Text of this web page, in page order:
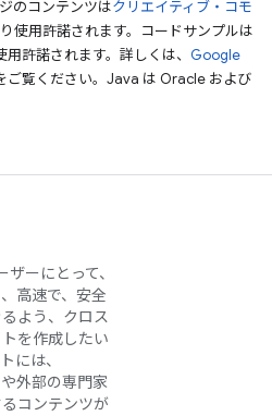
のコンテンツはクリエイティブ・コモ
使用許諾されます。コードサンプルは
用許諾されます。詳しくは、 Google
ご覧ください。Java は Oracle および
ーにとって、
高速で、安全
よう、クロス
を作成したい
には、
外部の専門家
コンテンツが